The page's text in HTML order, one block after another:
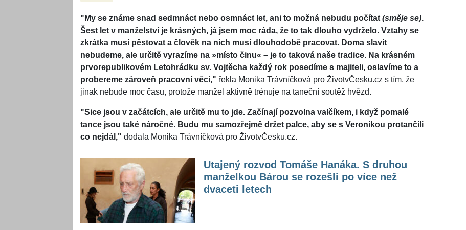
"My se známe snad sedmnáct nebo osmnáct let, ani to možná nebudu počítat (směje se).
Šest let v manželství je krásných, já jsem moc ráda, že to tak dlouho vydrželo. Vztahy se
zkrátka musí pěstovat a člověk na nich musí dlouhodobě pracovat. Doma slavit
nebudeme, ale určitě vyrazíme na »místo činu« – je to taková naše tradice. Na krásném
prvorepublikovém Letohrádku sv. Vojtěcha každý rok posedíme s majiteli, oslavíme to a
probereme zároveň pracovní věci," řekla Monika Trávníčková pro ŽivotvČesku.cz s tím, že
jinak nebude moc času, protože manžel aktivně trénuje na taneční soutěž hvězd.
"Sice jsou v začátcích, ale určitě mu to jde. Začínají pozvolna valčíkem, i když pomalé
tance jsou také náročné. Budu mu samozřejmě držet palce, aby se s Veronikou protančili
co nejdál," dodala Monika Trávníčková pro ŽivotvČesku.cz.
Utajený rozvod Tomáše Hanáka. S druhou
manželkou Bárou se rozešli po více než
dvaceti letech